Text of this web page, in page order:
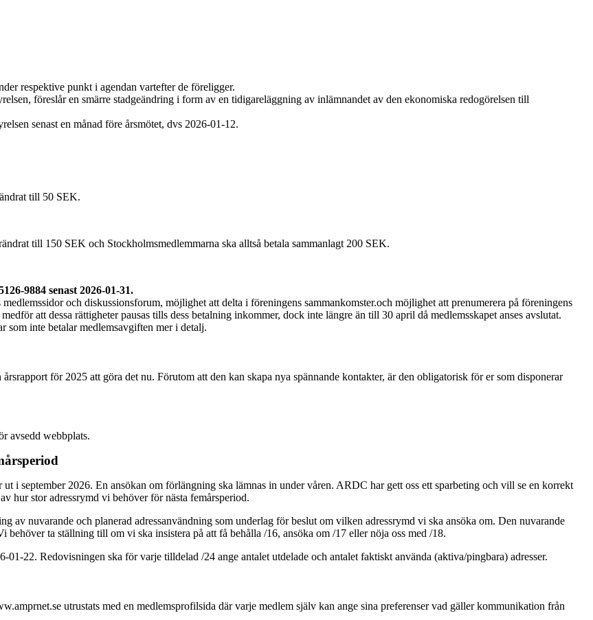
respektive punkt i agendan vartefter de föreligger.
föreslår en smärre stadgeändring i form av en tidigareläggning av inlämnandet av den ekonomiska redogörelsen till
senast en månad före årsmötet, dvs 2026-01-12.
till 50 SEK.
till 150 SEK och Stockholmsmedlemmarna ska alltså betala sammanlagt 200 SEK.
9884 senast 2026-01-31.
och diskussionsforum, möjlighet att delta i föreningens sammankomster.och möjlighet att prenumerera på föreningens
att dessa rättigheter pausas tills dess betalning inkommer, dock inte längre än till 30 april då medlemsskapet anses avslutat.
som inte betalar medlemsavgiften mer i detalj.
för 2025 att göra det nu. Förutom att den kan skapa nya spännande kontakter, är den obligatorisk för er som disponerar
avsedd webbplats.
i september 2026. En ansökan om förlängning ska lämnas in under våren. ARDC har gett oss ett sparbeting och vill se en korrekt
hur stor adressrymd vi behöver för nästa femårsperiod.
av nuvarande och planerad adressanvändning som underlag för beslut om vilken adressrymd vi ska ansöka om. Den nuvarande
ta ställning till om vi ska insistera på att få behålla /16, ansöka om /17 eller nöja oss med /18.
22. Redovisningen ska för varje tilldelad /24 ange antalet utdelade och antalet faktiskt använda (aktiva/pingbara) adresser.
utrustats med en medlemsprofilsida där varje medlem själv kan ange sina preferenser vad gäller kommunikation från